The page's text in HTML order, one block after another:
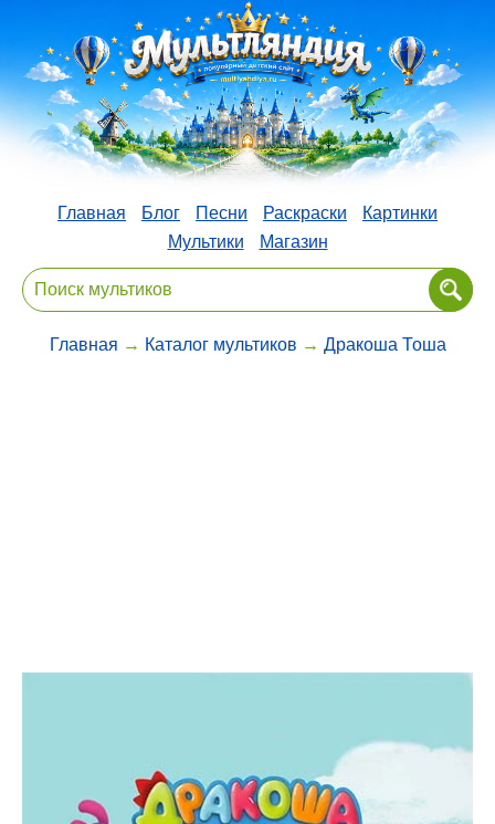
Главная Блог Песни Раскраски
Картинки
Мультики
Магазин
Главная → Каталог мультиков → Дракоша Тоша